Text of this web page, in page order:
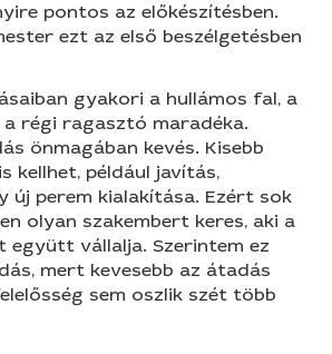
pontos az előkészítésben.
ezt az első beszélgetésben
gyakori a hullámos fal, a
régi ragasztó maradéka.
önmagában kevés. Kisebb
kellhet, például javítás,
új perem kialakítása. Ezért sok
olyan szakembert keres, aki a
vállalja. Szerintem ez
mert kevesebb az átadás
sem oszlik szét több